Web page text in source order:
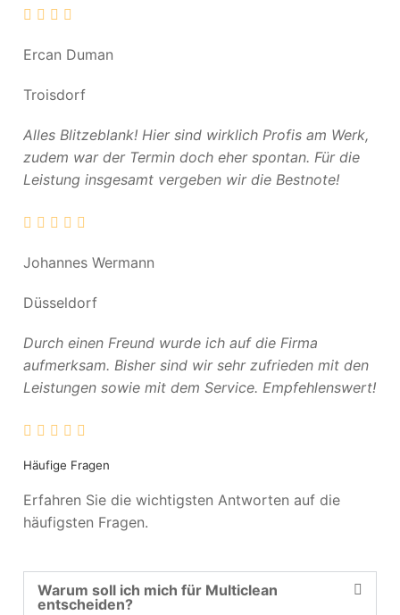
Ercan Duman
Troisdorf
Alles Blitzeblank! Hier sind wirklich Profis am Werk,
zudem war der Termin doch eher spontan. Für die
Leistung insgesamt vergeben wir die Bestnote!
Johannes Wermann
Düsseldorf
Durch einen Freund wurde ich auf die Firma
aufmerksam. Bisher sind wir sehr zufrieden mit den
Leistungen sowie mit dem Service. Empfehlenswert!
Häufige Fragen
Erfahren Sie die wichtigsten Antworten auf die
häufigsten Fragen.
Warum soll ich mich für Multiclean
entscheiden?